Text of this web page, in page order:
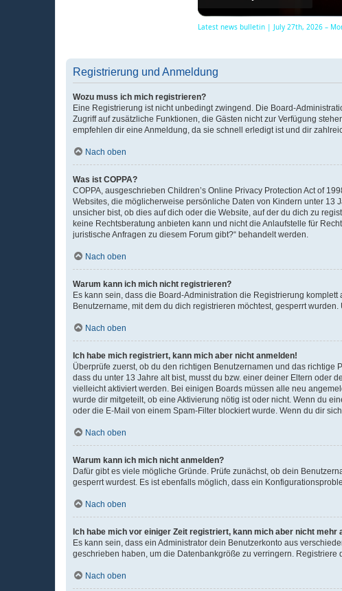
Latest news bulletin | July 27th, 2026 –
Registrierung und Anmeldung
Wozu muss ich mich registrieren?
Eine Registrierung ist nicht unbedingt zwingend. Die Board-
Zugriff auf zusätzliche Funktionen, die Gästen nicht zur Verfügung
empfehlen dir eine Anmeldung, da sie schnell erledigt ist und dir
Nach oben
Was ist COPPA?
COPPA, ausgeschrieben Children’s Online Privacy Protection Act of
Websites, die möglicherweise persönliche Daten von Kindern unter
unsicher bist, ob dies auf dich oder die Website, auf der du dich zu
keine Rechtsberatung anbieten kann und nicht die Anlaufstelle für
juristische Anfragen zu diesem Forum gibt?“ behandelt werden.
Nach oben
Warum kann ich mich nicht registrieren?
Es kann sein, dass die Board-Administration die Registrierung
Benutzername, mit dem du dich registrieren möchtest, gesperrt
Nach oben
Ich habe mich registriert, kann mich aber nicht anmelden!
Überprüfe zuerst, ob du den richtigen Benutzernamen und das
dass du unter 13 Jahre alt bist, musst du bzw. einer deiner Eltern oder
vielleicht aktiviert werden. Bei einigen Boards müssen alle neu
wurde dir mitgeteilt, ob eine Aktivierung nötig ist oder nicht. Wenn du
oder die E-Mail von einem Spam-Filter blockiert wurde. Wenn du dir
Nach oben
Warum kann ich mich nicht anmelden?
Dafür gibt es viele mögliche Gründe. Prüfe zunächst, ob dein
gesperrt wurdest. Es ist ebenfalls möglich, dass ein
Nach oben
Ich habe mich vor einiger Zeit registriert, kann mich aber nicht mehr
Es kann sein, dass ein Administrator dein Benutzerkonto aus
geschrieben haben, um die Datenbankgröße zu verringern.
Nach oben